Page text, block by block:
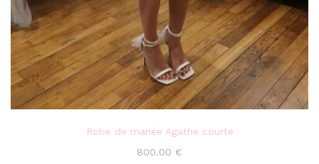
Robe de mariée Agathe courte
800.00 €